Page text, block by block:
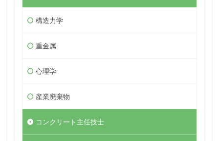
構造力学
重金属
心理学
産業廃棄物
コンクリート主任技士